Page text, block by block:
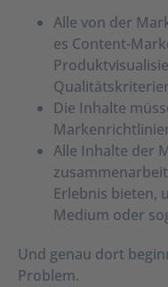
Alle von der
es Content-
Die Inhalte
Alle Inhalte der
Erlebnis bieten,
Medium oder
Und genau dort
Problem.